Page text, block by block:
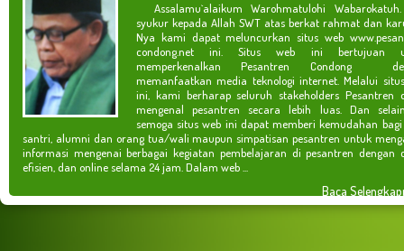
Assalamu`alaikum Warohmatulohi
syukur kepada Allah SWT atas berkat rahmat dan
Nya kami dapat meluncurkan situs web
condong.net ini. Situs web ini bertujuan
memperkenalkan Pesantren Condong
memanfaatkan media teknologi internet. Melalui
ini, kami berharap seluruh stakeholders Pesantren
mengenal pesantren secara lebih luas. Dan
semoga situs web ini dapat memberi kemudahan
santri, alumni dan orang tua/wali maupun simpatisan pesantren untuk
informasi mengenai berbagai kegiatan pembelajaran di pesantren dengan
efisien, dan online selama 24 jam. Dalam web ...
Baca